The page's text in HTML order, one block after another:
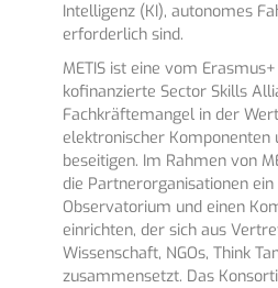
Intelligenz (KI), autonomes
erforderlich sind.
METIS ist eine vom
kofinanzierte Sector Skills
Fachkräftemangel in der
elektronischer Komponenten
beseitigen. Im Rahmen von
die Partnerorganisationen
Observatorium und einen
einrichten, der sich aus
Wissenschaft, NGOs, Think
zusammensetzt. Das